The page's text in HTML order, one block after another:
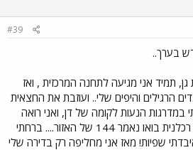
#39
בערך..
תמיד אני מגיעה לתחנה המרכזית , ואז
הרגילים והיפים שלי.. ועוזבת את החצאית
במדרגות הנעות לקומה של דן, ואני רואה
למטה את השכנה ההכי רכלנית בואו נאמר 144 של האזור.... ברחתי
שפיות! מאז אני מחליפה רק בדירה שלי